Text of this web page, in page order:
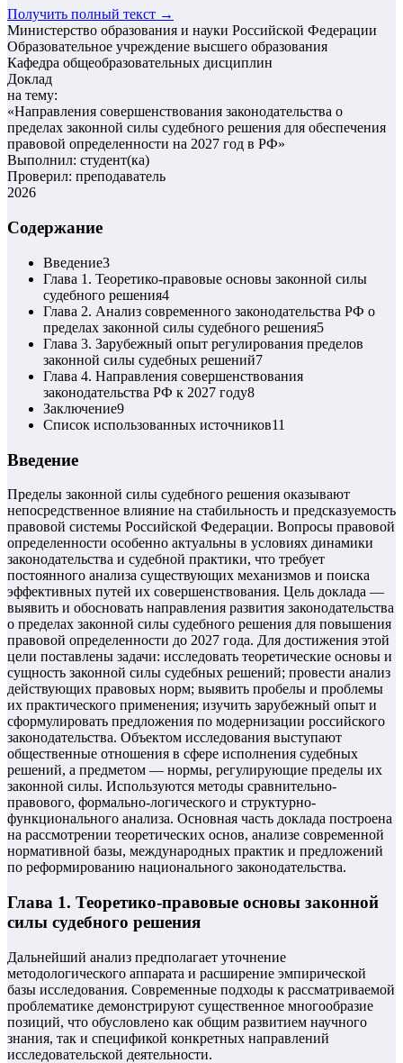
Получить полный текст →
Министерство образования и науки Российской Федерации
Образовательное учреждение высшего образования
Кафедра общеобразовательных дисциплин
Доклад
на тему:
«Направления совершенствования законодательства о
пределах законной силы судебного решения для обеспечения
правовой определенности на 2027 год в РФ»
Выполнил: студент(ка)
Проверил: преподаватель
2026
Содержание
Введение3
Глава 1. Теоретико-правовые основы законной силы
судебного решения4
Глава 2. Анализ современного законодательства РФ о
пределах законной силы судебного решения5
Глава 3. Зарубежный опыт регулирования пределов
законной силы судебных решений7
Глава 4. Направления совершенствования
законодательства РФ к 2027 году8
Заключение9
Список использованных источников11
Введение
Пределы законной силы судебного решения оказывают
непосредственное влияние на стабильность и предсказуемость
правовой системы Российской Федерации. Вопросы правовой
определенности особенно актуальны в условиях динамики
законодательства и судебной практики, что требует
постоянного анализа существующих механизмов и поиска
эффективных путей их совершенствования. Цель доклада —
выявить и обосновать направления развития законодательства
о пределах законной силы судебного решения для повышения
правовой определенности до 2027 года. Для достижения этой
цели поставлены задачи: исследовать теоретические основы и
сущность законной силы судебных решений; провести анализ
действующих правовых норм; выявить пробелы и проблемы
их практического применения; изучить зарубежный опыт и
сформулировать предложения по модернизации российского
законодательства. Объектом исследования выступают
общественные отношения в сфере исполнения судебных
решений, а предметом — нормы, регулирующие пределы их
законной силы. Используются методы сравнительно-
правового, формально-логического и структурно-
функционального анализа. Основная часть доклада построена
на рассмотрении теоретических основ, анализе современной
нормативной базы, международных практик и предложений
по реформированию национального законодательства.
Глава 1. Теоретико-правовые основы законной
силы судебного решения
Дальнейший анализ предполагает уточнение
методологического аппарата и расширение эмпирической
базы исследования. Современные подходы к рассматриваемой
проблематике демонстрируют существенное многообразие
позиций, что обусловлено как общим развитием научного
знания, так и спецификой конкретных направлений
исследовательской деятельности.